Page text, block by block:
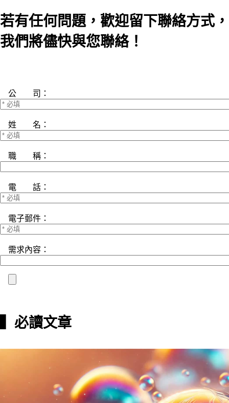
若有任何問題，歡迎留下聯絡方式，
我們將儘快與您聯絡！
公 司：
姓 名：
職 稱：
電 話：
電子郵件：
需求內容：
▍必讀文章